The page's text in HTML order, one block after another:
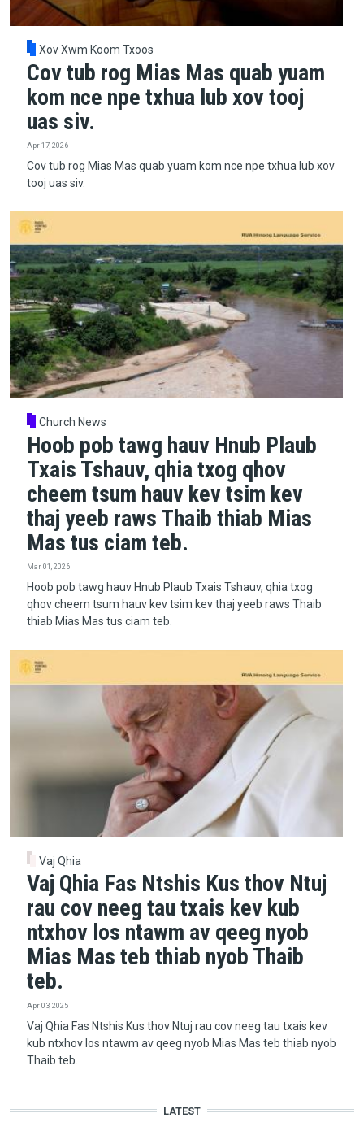
Xov Xwm Koom Txoos
Cov tub rog Mias Mas quab yuam
kom nce npe txhua lub xov tooj
uas siv.
Apr 17, 2026
Cov tub rog Mias Mas quab yuam kom nce npe txhua lub xov
tooj uas siv.
Church News
Hoob pob tawg hauv Hnub Plaub
Txais Tshauv, qhia txog qhov
cheem tsum hauv kev tsim kev
thaj yeeb raws Thaib thiab Mias
Mas tus ciam teb.
Mar 01, 2026
Hoob pob tawg hauv Hnub Plaub Txais Tshauv, qhia txog
qhov cheem tsum hauv kev tsim kev thaj yeeb raws Thaib
thiab Mias Mas tus ciam teb.
Vaj Qhia
Vaj Qhia Fas Ntshis Kus thov Ntuj
rau cov neeg tau txais kev kub
ntxhov los ntawm av qeeg nyob
Mias Mas teb thiab nyob Thaib
teb.
Apr 03, 2025
Vaj Qhia Fas Ntshis Kus thov Ntuj rau cov neeg tau txais kev
kub ntxhov los ntawm av qeeg nyob Mias Mas teb thiab nyob
Thaib teb.
LATEST